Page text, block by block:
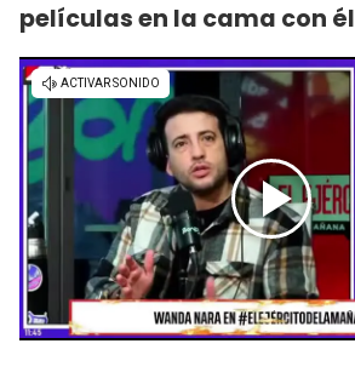
películas en la cama con